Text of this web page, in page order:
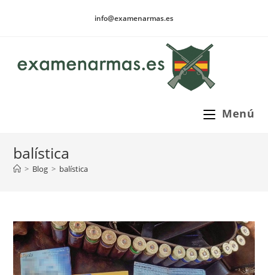
info@examenarmas.es
Menú
balística
> Blog > balística